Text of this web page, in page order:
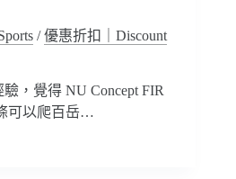
/優惠折扣｜Discount
，覺得 NU Concept FIR
可以爬百岳…